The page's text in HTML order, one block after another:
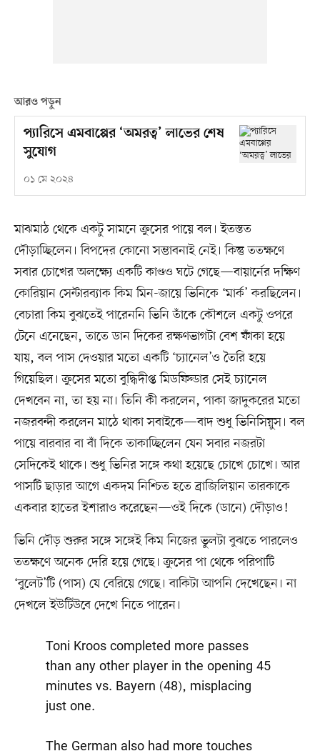
আরও পড়ুন
প্যারিসে এমবাপ্পের ‘অমরত্ব’ লাভের শেষ
সুযোগ
০১ মে ২০২৪
মাঝমাঠ থেকে একটু সামনে ক্রুসের পায়ে বল। ইতস্তত
দৌড়াচ্ছিলেন। বিপদের কোনো সম্ভাবনাই নেই। কিন্তু ততক্ষণে
সবার চোখের অলক্ষ্যে একটি কাণ্ডও ঘটে গেছে—বায়ার্নের দক্ষিণ
কোরিয়ান সেন্টারব্যাক কিম মিন-জায়ে ভিনিকে ‘মার্ক’ করছিলেন।
বেচারা কিম বুঝতেই পারেননি ভিনি তাঁকে কৌশলে একটু ওপরে
টেনে এনেছেন, তাতে ডান দিকের রক্ষণভাগটা বেশ ফাঁকা হয়ে
যায়, বল পাস দেওয়ার মতো একটি ‘চ্যানেল’ও তৈরি হয়ে
গিয়েছিল। ক্রুসের মতো বুদ্ধিদীপ্ত মিডফিল্ডার সেই চ্যানেল
দেখবেন না, তা হয় না। তিনি কী করলেন, পাকা জাদুকরের মতো
নজরবন্দী করলেন মাঠে থাকা সবাইকে—বাদ শুধু ভিনিসিয়ুস। বল
পায়ে বারবার বা বাঁ দিকে তাকাচ্ছিলেন যেন সবার নজরটা
সেদিকেই থাকে। শুধু ভিনির সঙ্গে কথা হয়েছে চোখে চোখে। আর
পাসটি ছাড়ার আগে একদম নিশ্চিত হতে ব্রাজিলিয়ান তারকাকে
একবার হাতের ইশারাও করেছেন—ওই দিকে (ডানে) দৌড়াও!
ভিনি দৌড় শুরুর সঙ্গে সঙ্গেই কিম নিজের ভুলটা বুঝতে পারলেও
ততক্ষণে অনেক দেরি হয়ে গেছে। ক্রুসের পা থেকে পরিপাটি
‘বুলেট’টি (পাস) যে বেরিয়ে গেছে। বাকিটা আপনি দেখেছেন। না
দেখলে ইউটিউবে দেখে নিতে পারেন।
Toni Kroos completed more passes
than any other player in the opening 45
minutes vs. Bayern (48), misplacing
just one.
The German also had more touches